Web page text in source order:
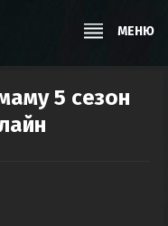
МЕНЮ
5 сезон